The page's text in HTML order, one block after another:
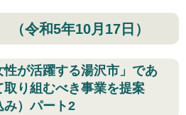
令和5年10月17日）
が活躍する湯沢市」であ
取り組むべき事業を提案
み）パート2